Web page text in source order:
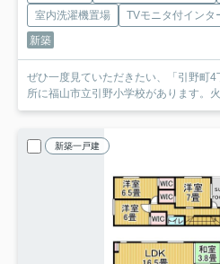
室内洗濯機置場
TVモニタ付インタ
新築
ぜひ一度見ていただきたい、「引野町
所に福山市立引野小学校があります。
新築一戸建